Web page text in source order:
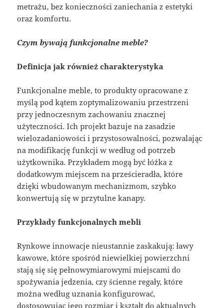
metrażu, bez konieczności zaniechania z estetyki
oraz komfortu.
Czym bywają funkcjonalne meble?
Definicja jak również charakterystyka
Funkcjonalne meble, to produkty opracowane z
myślą pod kątem zoptymalizowaniu przestrzeni
przy jednoczesnym zachowaniu znacznej
użyteczności. Ich projekt bazuje na zasadzie
wielozadaniowości i przystosowalności, pozwalając
na modifikację funkcji w według od potrzeb
użytkownika. Przykładem mogą być łóżka z
dodatkowym miejscem na prześcieradła, które
dzięki wbudowanym mechanizmom, szybko
konwertują się w przytulne kanapy.
Przykłady funkcjonalnych mebli
Rynkowe innowacje nieustannie zaskakują: ławy
kawowe, które spośród niewielkiej powierzchni
stają się się pełnowymiarowymi miejscami do
spożywania jedzenia, czy ścienne regały, które
można według uznania konfigurować,
dostosowując jego rozmiar i kształt do aktualnych